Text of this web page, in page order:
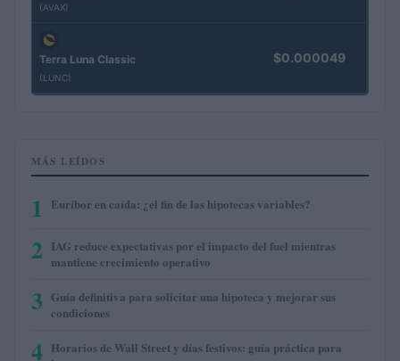
(AVAX)
Terra Luna Classic
(LUNC)
$0.000049
MÁS LEÍDOS
1 Euríbor en caída: ¿el fin de las hipotecas variables?
2 IAG reduce expectativas por el impacto del fuel mientras
mantiene crecimiento operativo
3 Guía definitiva para solicitar una hipoteca y mejorar sus
condiciones
4 Horarios de Wall Street y días festivos: guía práctica para